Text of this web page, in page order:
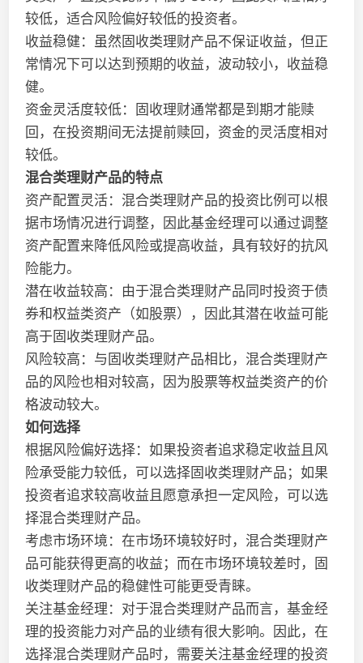
较低，适合风险偏好较低的投资者。
收益稳健：虽然固收类理财产品不保证收益，但正
常情况下可以达到预期的收益，波动较小，收益稳
健。
资金灵活度较低：固收理财通常都是到期才能赎
回，在投资期间无法提前赎回，资金的灵活度相对
较低。
混合类理财产品的特点
资产配置灵活：混合类理财产品的投资比例可以根
据市场情况进行调整，因此基金经理可以通过调整
资产配置来降低风险或提高收益，具有较好的抗风
险能力。
潜在收益较高：由于混合类理财产品同时投资于债
券和权益类资产（如股票），因此其潜在收益可能
高于固收类理财产品。
风险较高：与固收类理财产品相比，混合类理财产
品的风险也相对较高，因为股票等权益类资产的价
格波动较大。
如何选择
根据风险偏好选择：如果投资者追求稳定收益且风
险承受能力较低，可以选择固收类理财产品；如果
投资者追求较高收益且愿意承担一定风险，可以选
择混合类理财产品。
考虑市场环境：在市场环境较好时，混合类理财产
品可能获得更高的收益；而在市场环境较差时，固
收类理财产品的稳健性可能更受青睐。
关注基金经理：对于混合类理财产品而言，基金经
理的投资能力对产品的业绩有很大影响。因此，在
选择混合类理财产品时，需要关注基金经理的投资